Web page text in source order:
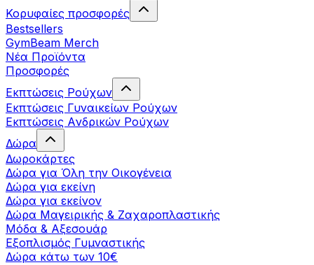
Κορυφαίες προσφορές
Bestsellers
GymBeam Merch
Νέα Προϊόντα
Προσφορές
Εκπτώσεις Ρούχων
Εκπτώσεις Γυναικείων Ρούχων
Εκπτώσεις Aνδρικών Ρούχων
Δώρα
Δωροκάρτες
Δώρα για Όλη την Οικογένεια
Δώρα για εκείνη
Δώρα για εκείνον
Δώρα Μαγειρικής & Ζαχαροπλαστικής
Μόδα & Αξεσουάρ
Εξοπλισμός Γυμναστικής
Δώρα κάτω των 10€